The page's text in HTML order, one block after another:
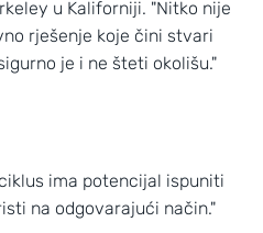
u Kaliforniji. "Nitko nije
rješenje koje čini stvari
je i ne šteti okolišu."
ima potencijal ispuniti
na odgovarajući način."